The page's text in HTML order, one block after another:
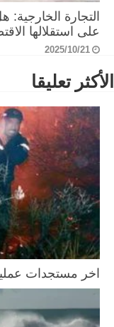
التجارة
على استقلالها
2025/10/21
الأكثر تعليقا
اخر مستجدات